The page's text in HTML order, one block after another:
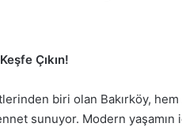
Çıkın!
biri olan Bakırköy,
sunuyor. Modern